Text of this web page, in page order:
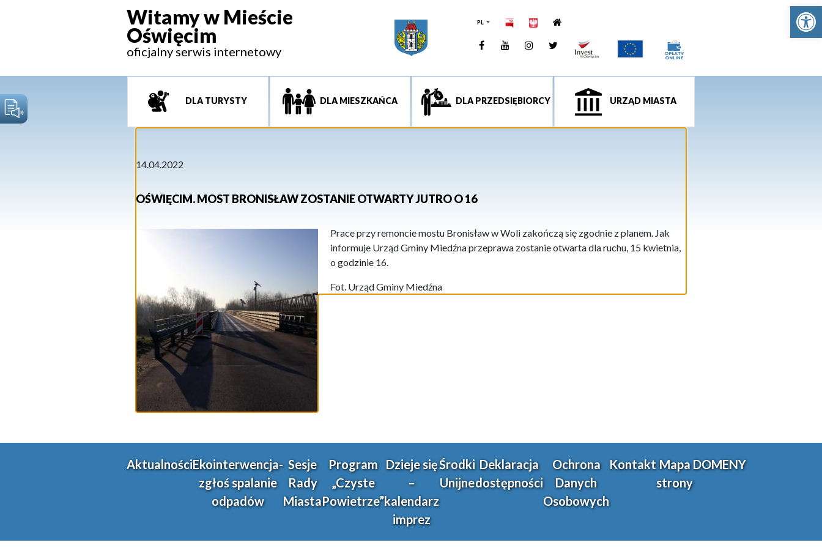
Witamy w Mieście
Oświęcim
oficjalny serwis internetowy
PL
FacebookYouTUbeInstagramTwitter
DLA TURYSTY DLA MIESZKAŃCA DLA PRZEDSIĘBIORCY URZĄD MIASTA
14.04.2022
OŚWIĘCIM. MOST BRONISŁAW ZOSTANIE OTWARTY JUTRO O 16
Prace przy remoncie mostu Bronisław w Woli zakończą się zgodnie z planem. Jak
informuje Urząd Gminy Miedźna przeprawa zostanie otwarta dla ruchu, 15 kwietnia,
o godzinie 16.
Fot. Urząd Gminy Miedźna
AktualnościEkointerwencja-
zgłoś spalanie
odpadów
Sesje
Rady
Miasta
Program
„Czyste
Powietrze”
Dzieje się
–
kalendarz
imprez
Środki
Unijne
Deklaracja
dostępności
Ochrona
Danych
Osobowych
Kontakt Mapa
strony
DOMENY